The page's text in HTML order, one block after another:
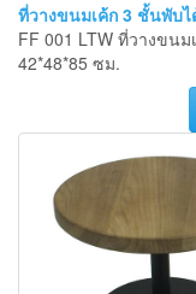
ที่วางขนมเค้ก 3 ชั้นพับ
FF 001 LTW ที่วางขน
42*48*85 ซม.